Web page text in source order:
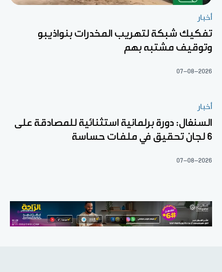
أخبار
تفكيك شبكة لتهريب المخدرات بنواذيبو
وتوقيف مشتبه بهم
07-08-2026
أخبار
السنغال: دورة برلمانية استثنائية للمصادقة على
6 لجان تحقيق في ملفات حساسة
07-08-2026